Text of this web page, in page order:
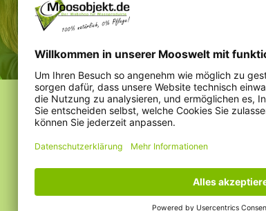
zur Herstellung von
und anderen dekorativen